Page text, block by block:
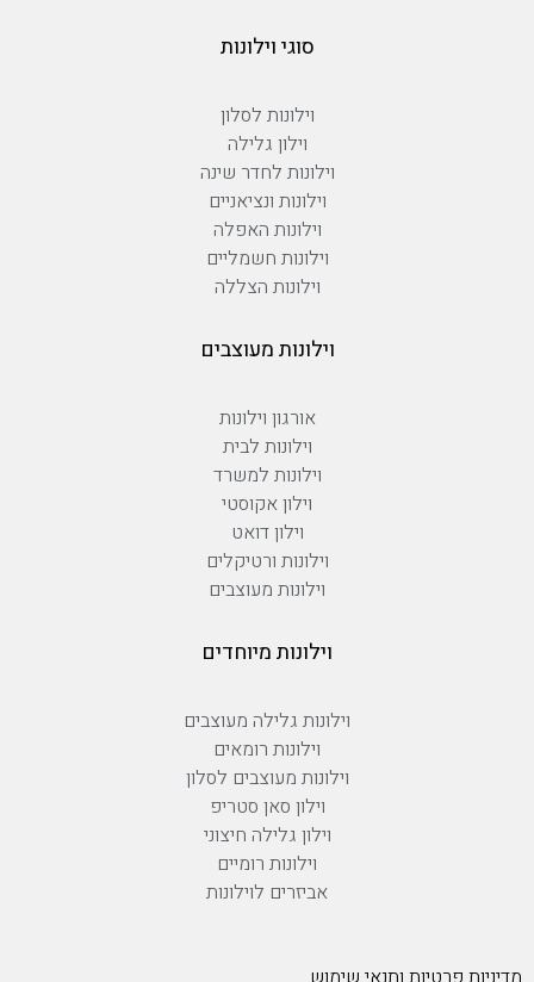
סוגי וילונות
וילונות לסלון
וילון גלילה
וילונות לחדר שינה
וילונות ונציאניים
וילונות האפלה
וילונות חשמליים
וילונות הצללה
וילונות מעוצבים
אורגון וילונות
וילונות לבית
וילונות למשרד
וילון אקוסטי
וילון דואט
וילונות ורטיקלים
וילונות מעוצבים
וילונות מיוחדים
וילונות גלילה מעוצבים
וילונות רומאים
וילונות מעוצבים לסלון
וילון סאן סטריפ
וילון גלילה חיצוני
וילונות רומיים
אביזרים לוילונות